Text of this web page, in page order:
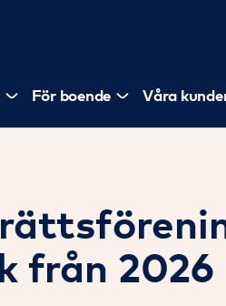
För boende Våra
från 2026